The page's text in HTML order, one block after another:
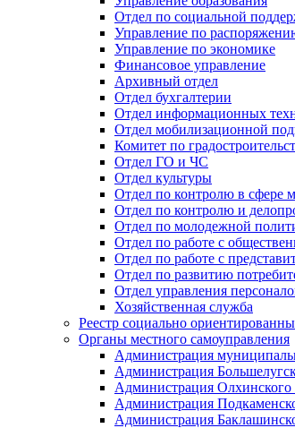
Отдел по социальной
Управление по
Управление по экономике
Финансовое управление
Архивный отдел
Отдел бухгалтерии
Отдел информационных
Отдел мобилизационной
Комитет по
Отдел ГО и ЧС
Отдел культуры
Отдел по контролю в сфере
Отдел по контролю и
Отдел по молодежной
Отдел по работе с
Отдел по работе с
Отдел по развитию
Отдел управления
Хозяйственная служба
Реестр социально
Органы местного самоуправления
Администрация
Администрация
Администрация Олхинского
Администрация
Администрация